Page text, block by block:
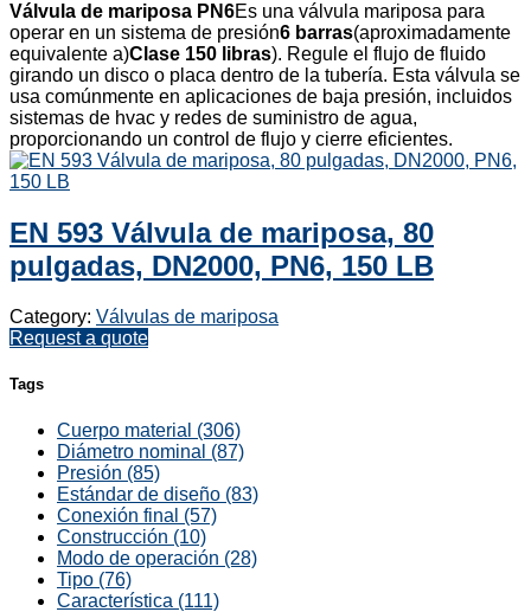
Válvula de mariposa PN6Es una válvula mariposa para
operar en un sistema de presión6 barras(aproximadamente
equivalente a)Clase 150 libras). Regule el flujo de fluido
girando un disco o placa dentro de la tubería. Esta válvula se
usa comúnmente en aplicaciones de baja presión, incluidos
sistemas de hvac y redes de suministro de agua,
proporcionando un control de flujo y cierre eficientes.
EN 593 Válvula de mariposa, 80
pulgadas, DN2000, PN6, 150 LB
Category: Válvulas de mariposa
Request a quote
Tags
Cuerpo material (306)
Diámetro nominal (87)
Presión (85)
Estándar de diseño (83)
Conexión final (57)
Construcción (10)
Modo de operación (28)
Tipo (76)
Característica (111)